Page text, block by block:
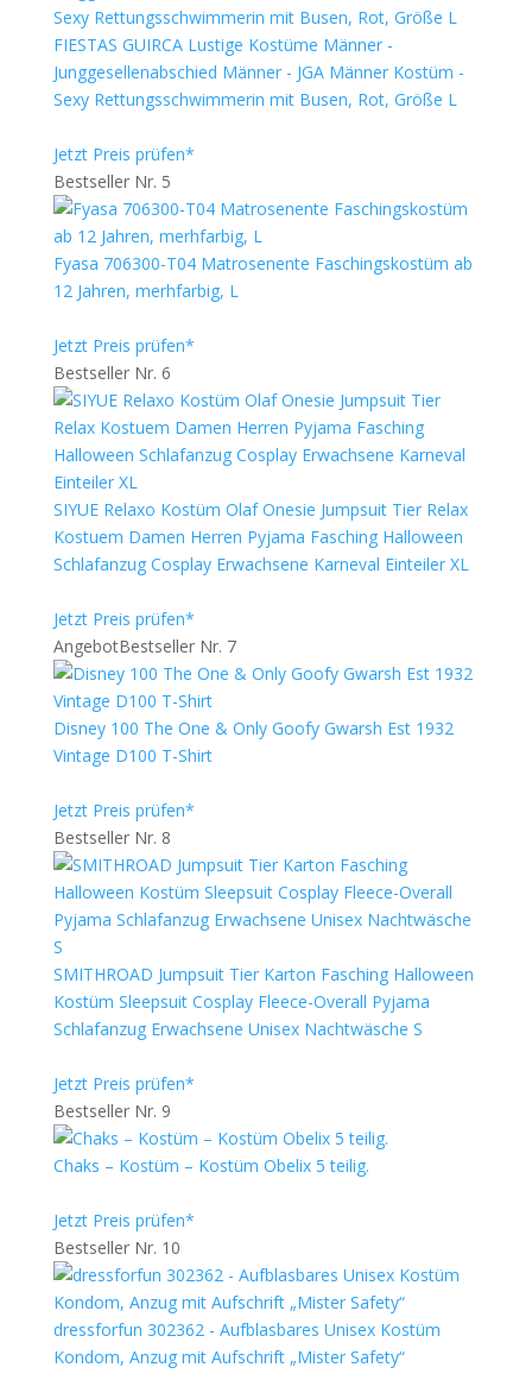
FIESTAS GUIRCA Lustige Kostüme Männer -
Junggesellenabschied Männer - JGA Männer Kostüm -
Sexy Rettungsschwimmerin mit Busen, Rot, Größe L
Jetzt Preis prüfen*
Bestseller Nr. 5
Fyasa 706300-T04 Matrosenente Faschingskostüm ab
12 Jahren, merhfarbig, L
Jetzt Preis prüfen*
Bestseller Nr. 6
SIYUE Relaxo Kostüm Olaf Onesie Jumpsuit Tier Relax
Kostuem Damen Herren Pyjama Fasching Halloween
Schlafanzug Cosplay Erwachsene Karneval Einteiler XL
Jetzt Preis prüfen*
AngebotBestseller Nr. 7
Disney 100 The One & Only Goofy Gwarsh Est 1932
Vintage D100 T-Shirt
Jetzt Preis prüfen*
Bestseller Nr. 8
SMITHROAD Jumpsuit Tier Karton Fasching Halloween
Kostüm Sleepsuit Cosplay Fleece-Overall Pyjama
Schlafanzug Erwachsene Unisex Nachtwäsche S
Jetzt Preis prüfen*
Bestseller Nr. 9
Chaks – Kostüm – Kostüm Obelix 5 teilig.
Jetzt Preis prüfen*
Bestseller Nr. 10
dressforfun 302362 - Aufblasbares Unisex Kostüm
Kondom, Anzug mit Aufschrift „Mister Safety“